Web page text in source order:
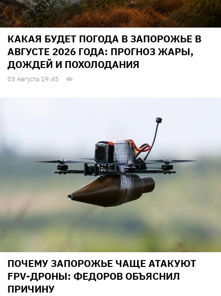
КАКАЯ БУДЕТ ПОГОДА В ЗАПОРОЖЬЕ В
АВГУСТЕ 2026 ГОДА: ПРОГНОЗ ЖАРЫ,
ДОЖДЕЙ И ПОХОЛОДАНИЯ
03 Августа 19:45
ПОЧЕМУ ЗАПОРОЖЬЕ ЧАЩЕ АТАКУЮТ
FPV-ДРОНЫ: ФЕДОРОВ ОБЪЯСНИЛ
ПРИЧИНУ